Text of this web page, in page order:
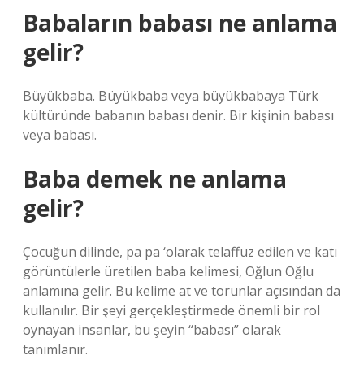
Babaların babası ne anlama
gelir?
Büyükbaba. Büyükbaba veya büyükbabaya Türk
kültüründe babanın babası denir. Bir kişinin babası
veya babası.
Baba demek ne anlama
gelir?
Çocuğun dilinde, pa pa ‘olarak telaffuz edilen ve katı
görüntülerle üretilen baba kelimesi, Oğlun Oğlu
anlamına gelir. Bu kelime at ve torunlar açısından da
kullanılır. Bir şeyi gerçekleştirmede önemli bir rol
oynayan insanlar, bu şeyin “babası” olarak
tanımlanır.